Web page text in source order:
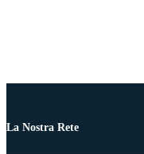
La Nostra Rete